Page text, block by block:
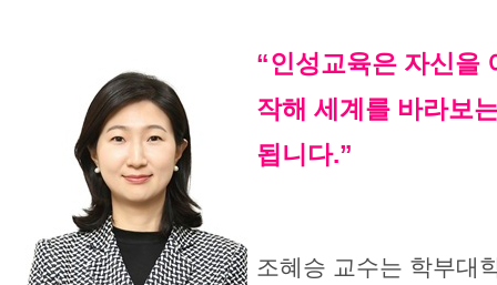
“인성교육은 자신을
작해 세계를 바라보
됩니다.”
조혜승 교수는 학부대